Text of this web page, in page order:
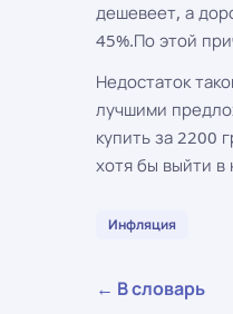
дешевеет, а
45%.По этой
Недостаток
лучшими
купить за 2200
хотя бы выйти в
Инфляция
← В словарь